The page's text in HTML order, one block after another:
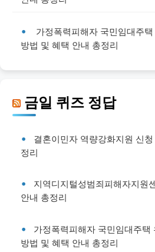
가정폭력피해자 국민임대주
방법 및 혜택 안내 총정리
금일 퀴즈 정답
결혼이민자 역량강화지원 신
정리
지역디지털성범죄피해자지원
안내 총정리
가정폭력피해자 국민임대주택
방법 및 혜택 안내 총정리